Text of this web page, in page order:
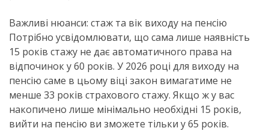
Важливі нюанси: стаж та вік виходу на пенсію
Потрібно усвідомлювати, що сама лише наявність
15 років стажу не дає автоматичного права на
відпочинок у 60 років. У 2026 році для виходу на
пенсію саме в цьому віці закон вимагатиме не
менше 33 років страхового стажу. Якщо ж у вас
накопичено лише мінімально необхідні 15 років,
вийти на пенсію ви зможете тільки у 65 років.